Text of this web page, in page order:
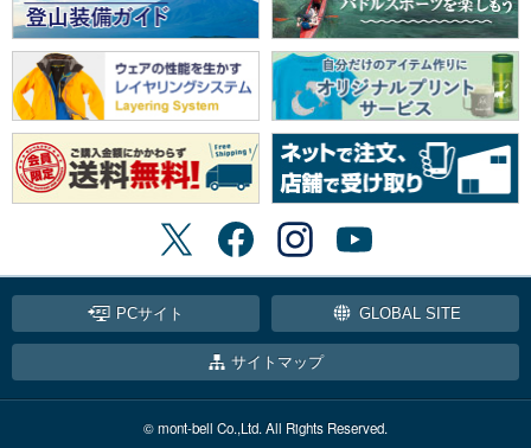
PCサイト GLOBAL SITE
サイトマップ
© mont-bell Co.,Ltd. All Rights Reserved.